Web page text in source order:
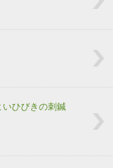
いひびきの刺鍼